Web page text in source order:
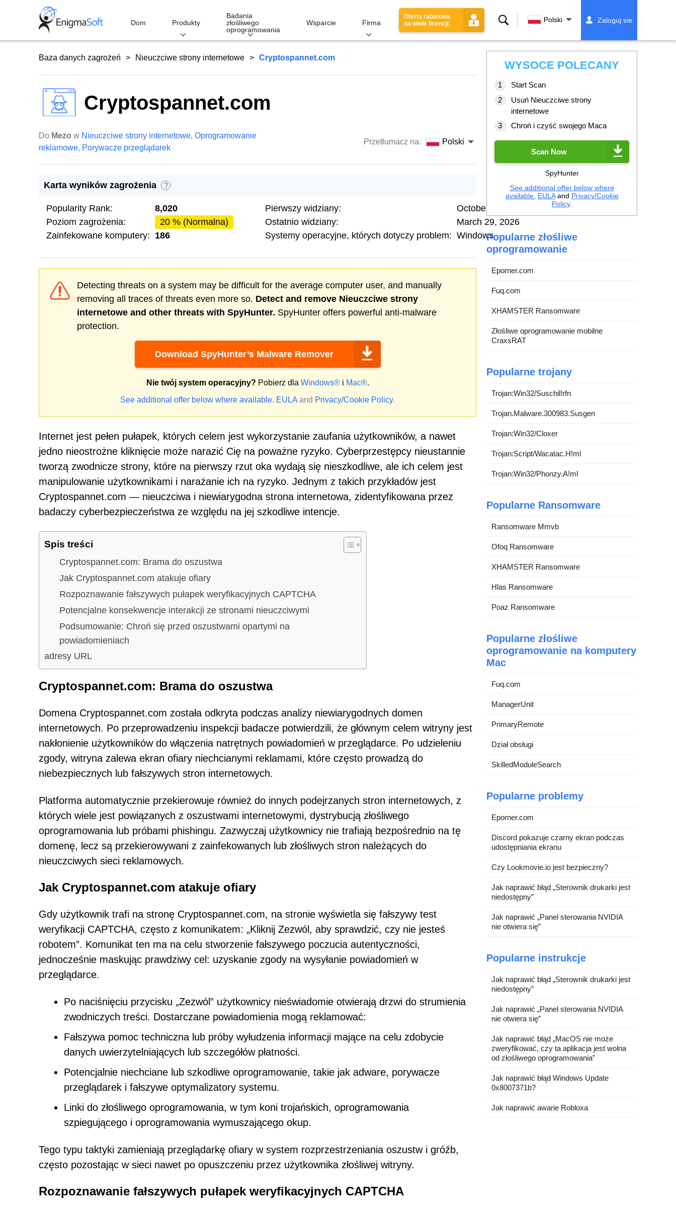
Dom Produkty
Badania
złośliwego
oprogramowania
Wsparcie Firma
Oferta rabatowa
na wiele licencji
Szukaj Polski Zaloguj sie
Baza danych zagrożeń Nieuczciwe strony internetowe Cryptospannet.com
Cryptospannet.com
Do Mezo w Nieuczciwe strony internetowe, Oprogramowanie
reklamowe, Porywacze przeglądarek
Przetłumacz na: Polski
Karta wyników zagrożenia ?
Popularity Rank:
8,020
Poziom zagrożenia:
20 % (Normalna)
Zainfekowane komputery: 186
Pierwszy widziany:
October 29, 2025
Ostatnio widziany:
March 29, 2026
Systemy operacyjne, których dotyczy problem: Windows
Detecting threats on a system may be difficult for the average computer user, and manually
removing all traces of threats even more so. Detect and remove Nieuczciwe strony
internetowe and other threats with SpyHunter. SpyHunter offers powerful anti-malware
protection.
Download SpyHunter’s Malware Remover
Nie twój system operacyjny? Pobierz dla Windows®i Mac®.
See additional offer below where available. EULA and Privacy/Cookie Policy.
Internet jest pełen pułapek, których celem jest wykorzystanie zaufania użytkowników, a nawet
jedno nieostrożne kliknięcie może narazić Cię na poważne ryzyko. Cyberprzestępcy nieustannie
tworzą zwodnicze strony, które na pierwszy rzut oka wydają się nieszkodliwe, ale ich celem jest
manipulowanie użytkownikami i narażanie ich na ryzyko. Jednym z takich przykładów jest
Cryptospannet.com — nieuczciwa i niewiarygodna strona internetowa, zidentyfikowana przez
badaczy cyberbezpieczeństwa ze względu na jej szkodliwe intencje.
Spis treści
Cryptospannet.com: Brama do oszustwa
Jak Cryptospannet.com atakuje ofiary
Rozpoznawanie fałszywych pułapek weryfikacyjnych CAPTCHA
Potencjalne konsekwencje interakcji ze stronami nieuczciwymi
Podsumowanie: Chroń się przed oszustwami opartymi na
powiadomieniach
adresy URL
Cryptospannet.com: Brama do oszustwa
Domena Cryptospannet.com została odkryta podczas analizy niewiarygodnych domen
internetowych. Po przeprowadzeniu inspekcji badacze potwierdzili, że głównym celem witryny jest
nakłonienie użytkowników do włączenia natrętnych powiadomień w przeglądarce. Po udzieleniu
zgody, witryna zalewa ekran ofiary niechcianymi reklamami, które często prowadzą do
niebezpiecznych lub fałszywych stron internetowych.
Platforma automatycznie przekierowuje również do innych podejrzanych stron internetowych, z
których wiele jest powiązanych z oszustwami internetowymi, dystrybucją złośliwego
oprogramowania lub próbami phishingu. Zazwyczaj użytkownicy nie trafiają bezpośrednio na tę
domenę, lecz są przekierowywani z zainfekowanych lub złośliwych stron należących do
nieuczciwych sieci reklamowych.
Jak Cryptospannet.com atakuje ofiary
Gdy użytkownik trafi na stronę Cryptospannet.com, na stronie wyświetla się fałszywy test
weryfikacji CAPTCHA, często z komunikatem: „Kliknij Zezwól, aby sprawdzić, czy nie jesteś
robotem”. Komunikat ten ma na celu stworzenie fałszywego poczucia autentyczności,
jednocześnie maskując prawdziwy cel: uzyskanie zgody na wysyłanie powiadomień w
przeglądarce.
Po naciśnięciu przycisku „Zezwól” użytkownicy nieświadomie otwierają drzwi do strumienia
zwodniczych treści. Dostarczane powiadomienia mogą reklamować:
Fałszywa pomoc techniczna lub próby wyłudzenia informacji mające na celu zdobycie
danych uwierzytelniających lub szczegółów płatności.
Potencjalnie niechciane lub szkodliwe oprogramowanie, takie jak adware, porywacze
przeglądarek i fałszywe optymalizatory systemu.
Linki do złośliwego oprogramowania, w tym koni trojańskich, oprogramowania
szpiegującego i oprogramowania wymuszającego okup.
Tego typu taktyki zamieniają przeglądarkę ofiary w system rozprzestrzeniania oszustw i gróźb,
często pozostając w sieci nawet po opuszczeniu przez użytkownika złośliwej witryny.
Rozpoznawanie fałszywych pułapek weryfikacyjnych CAPTCHA
WYSOCE POLECANY
Start Scan
Usuń Nieuczciwe strony
internetowe
Chroń i czyść swojego Maca
Scan Now
SpyHunter
See additional offer below where
available. EULAand Privacy/Cookie
Policy.
Popularne złośliwe
oprogramowanie
Eporner.com
Fuq.com
XHAMSTER Ransomware
Złośliwe oprogramowanie mobilne
CraxsRAT
Popularne trojany
Trojan:Win32/Suschil!rfn
Trojan.Malware.300983.Susgen
Trojan:Win32/Cloxer
Trojan:Script/Wacatac.H!ml
Trojan:Win32/Phonzy.A!ml
Popularne Ransomware
Ransomware Mmvb
Ofoq Ransomware
XHAMSTER Ransomware
Hlas Ransomware
Poaz Ransomware
Popularne złośliwe
oprogramowanie na komputery
Mac
Fuq.com
ManagerUnit
PrimaryRemote
Dział obsługi
SkilledModuleSearch
Popularne problemy
Eporner.com
Discord pokazuje czarny ekran podczas
udostępniania ekranu
Czy Lookmovie.io jest bezpieczny?
Jak naprawić błąd „Sterownik drukarki jest
niedostępny”
Jak naprawić „Panel sterowania NVIDIA
nie otwiera się”
Popularne instrukcje
Jak naprawić błąd „Sterownik drukarki jest
niedostępny”
Jak naprawić „Panel sterowania NVIDIA
nie otwiera się”
Jak naprawić błąd „MacOS nie może
zweryfikować, czy ta aplikacja jest wolna
od złośliwego oprogramowania”
Jak naprawić błąd Windows Update
0x8007371b?
Jak naprawić awarie Robloxa